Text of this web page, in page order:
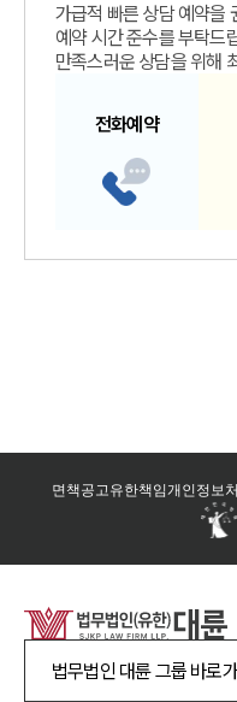
가급적 빠른 상담 예약을
예약 시간 준수를 부탁드
만족스러운 상담을 위해
전화예약
면책공고유한책임개인정보
법무법인 대륜 그룹 바로